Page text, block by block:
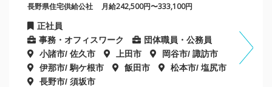
長野県住宅供給公社 月給242,500円〜333,100円
正社員
事務・オフィスワーク
団体職員・公務員
小諸市/ 佐久市
上田市
岡谷市/ 諏訪市
伊那市/ 駒ケ根市
飯田市
松本市/ 塩尻市
長野市/ 須坂市